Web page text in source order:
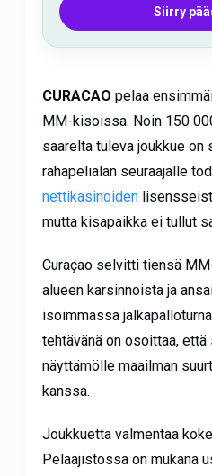
Siirry
CURACAO pelaa
MM-kisoissa. Noin 150
saarelta tuleva joukkue on
rahapelialan seuraajalle
nettikasinoiden
mutta kisapaikka ei tullut
Curaçao selvitti tiensä
alueen karsinnoista ja
isoimmassa
tehtävänä on osoittaa, että
näyttämölle maailman
kanssa.
Joukkuetta valmentaa
Pelaajistossa on mukana